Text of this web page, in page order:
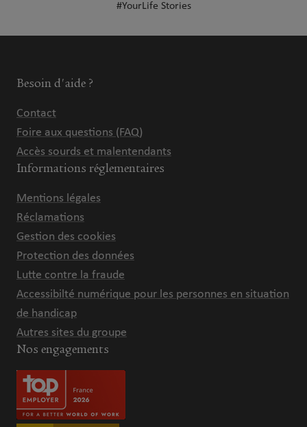
#YourLife Stories
Besoin d'aide ?
Contact
Foire aux questions (FAQ)
Accès sourds et malentendants
Informations réglementaires
Mentions légales
Réclamations
Gestion des cookies
Protection des données
Lutte contre la fraude
Accessibilté numérique pour les personnes en situation
de handicap
Autres sites du groupe
Nos engagements